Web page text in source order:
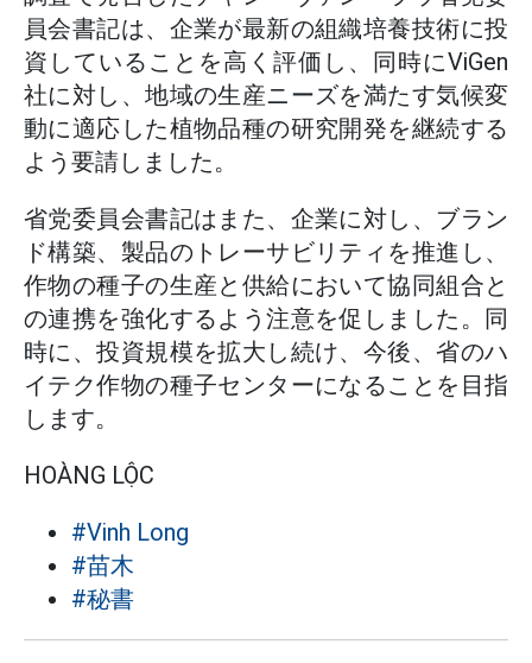
員会書記は、企業が最新の組織培養技術に投
資していることを高く評価し、同時にViGen
社に対し、地域の生産ニーズを満たす気候変
動に適応した植物品種の研究開発を継続する
よう要請しました。
省党委員会書記はまた、企業に対し、ブラン
ド構築、製品のトレーサビリティを推進し、
作物の種子の生産と供給において協同組合と
の連携を強化するよう注意を促しました。同
時に、投資規模を拡大し続け、今後、省のハ
イテク作物の種子センターになることを目指
します。
HOÀNG LỘC
#Vinh Long
#苗木
#秘書